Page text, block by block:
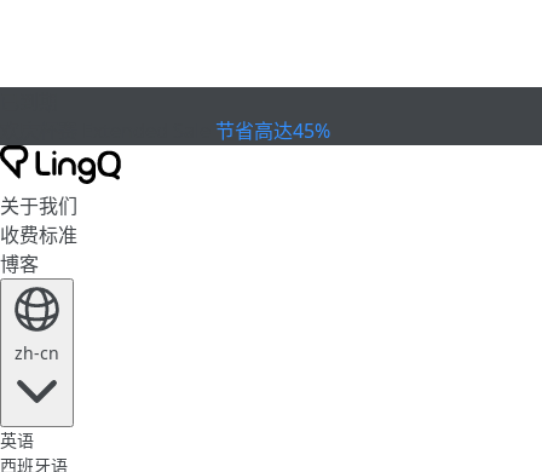
节省高达45%
关于我们
收费标准
博客
zh-cn
英语
西班牙语